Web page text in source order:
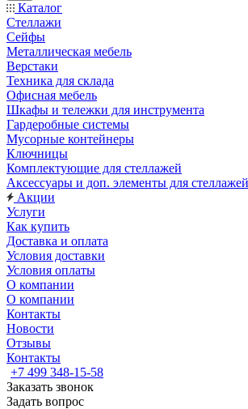
Каталог
Стеллажи
Сейфы
Металлическая мебель
Верстаки
Техника для склада
Офисная мебель
Шкафы и тележки для инструмента
Гардеробные системы
Мусорные контейнеры
Ключницы
Комплектующие для стеллажей
Аксессуары и доп. элементы для стеллажей
Акции
Услуги
Как купить
Доставка и оплата
Условия доставки
Условия оплаты
О компании
О компании
Контакты
Новости
Отзывы
Контакты
+7 499 348-15-58
Заказать звонок
Задать вопрос